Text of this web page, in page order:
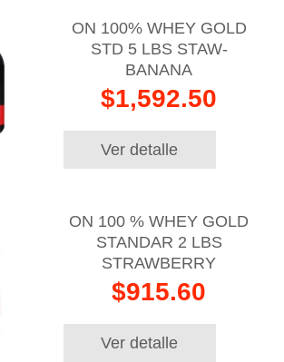
ON 100% WHEY GOLD
STD 5 LBS STAW-
BANANA
$1,592.50
Ver detalle
ON 100 % WHEY GOLD
STANDAR 2 LBS
STRAWBERRY
$915.60
Ver detalle